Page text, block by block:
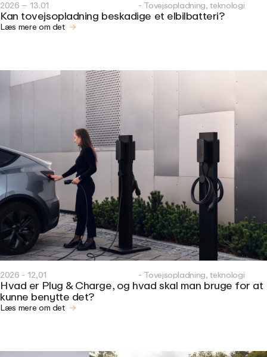
2026 – 13.01 - Tovejsopladning, teknologi
Kan tovejsopladning beskadige et elbilbatteri?
Læs mere om det
2026 - 12,01 - Tovejsopladning, teknologi
Hvad er Plug & Charge, og hvad skal man bruge for at
kunne benytte det?
Læs mere om det